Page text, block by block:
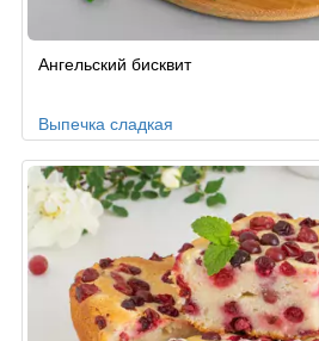
Ангельский бисквит
Выпечка сладкая